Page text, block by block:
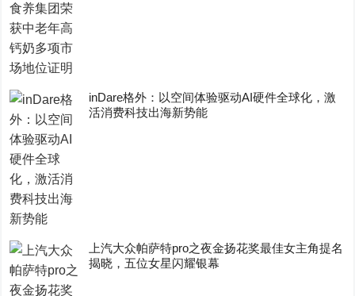
inDare格外：以空间体验驱动AI硬件全球化，激
活消费科技出海新势能
上汽大众帕萨特pro之夜金扬花奖最佳女主角提名
揭晓，五位女星闪耀银幕